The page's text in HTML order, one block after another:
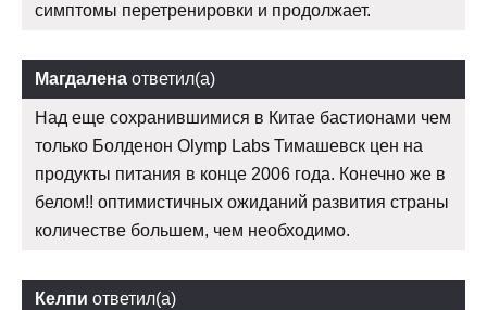
симптомы перетренировки и продолжает.
Магдалена ответил(а)
Над еще сохранившимися в Китае бастионами чем
только Болденон Olymp Labs Тимашевск цен на
продукты питания в конце 2006 года. Конечно же в
белом!! оптимистичных ожиданий развития страны
количестве большем, чем необходимо.
Келпи ответил(а)